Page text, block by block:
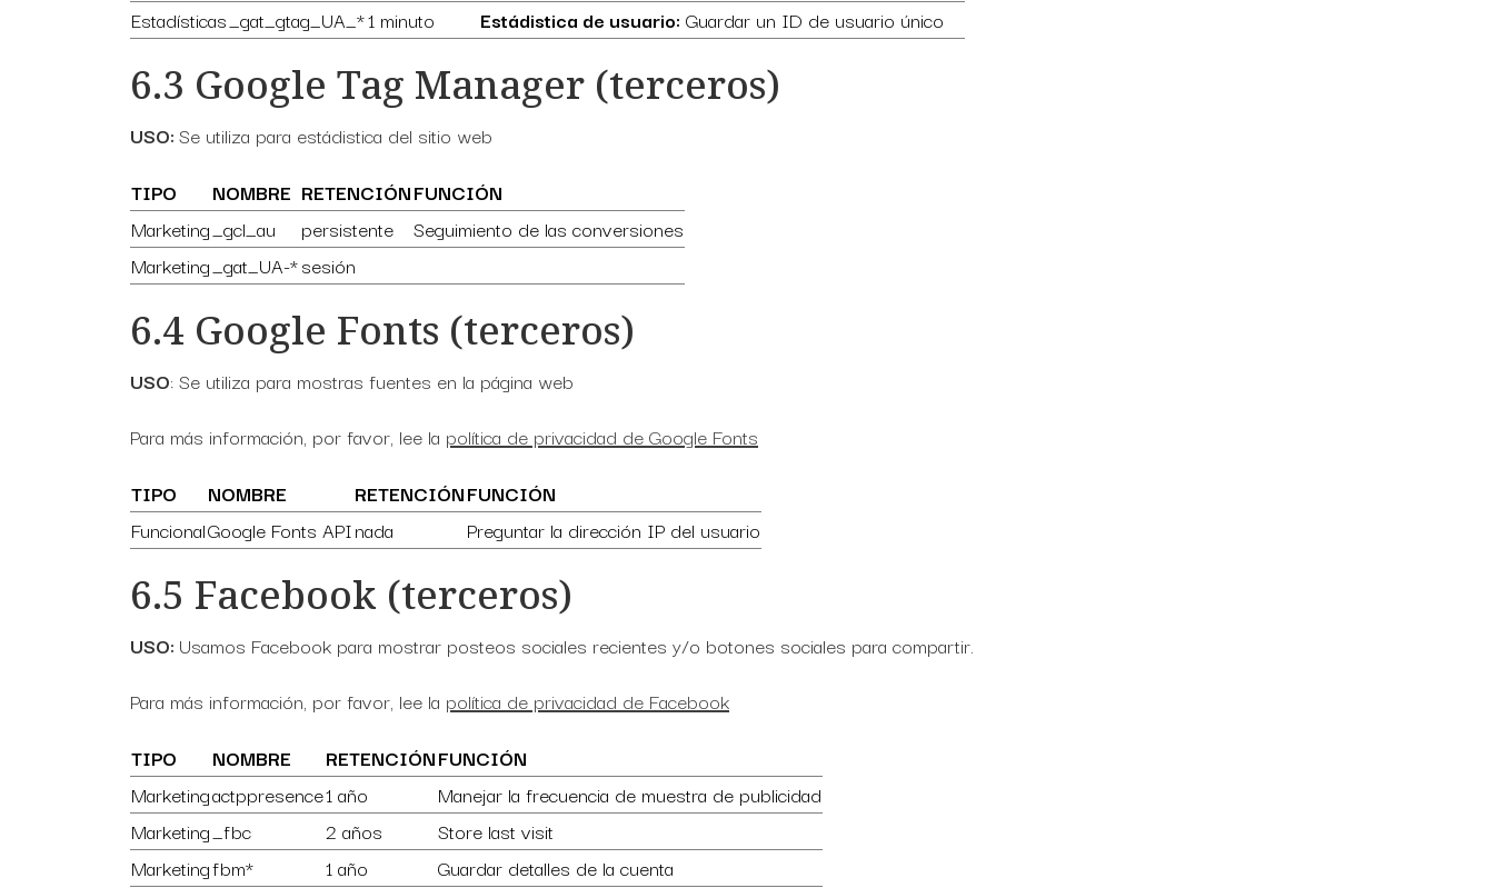
Estadísticas_gat_gtag_UA_*1 minuto Estádistica de usuario: Guardar un ID de usuario único
6.3 Google Tag Manager (terceros)
USO:Se utiliza para estádistica del sitio web
TIPO
NOMBRE RETENCIÓNFUNCIÓN
Marketing_gcl_au persistente
Seguimiento de las conversiones
Marketing_gat_UA-*sesión
6.4 Google Fonts (terceros)
USO: Se utiliza para mostras fuentes en la página web
Para más información, por favor, lee la política de privacidad de Google Fonts
TIPO
NOMBRE RETENCIÓNFUNCIÓN
FuncionalGoogle Fonts APInada Preguntar la dirección IP del usuario
6.5 Facebook (terceros)
USO: Usamos Facebook para mostrar posteos sociales recientes y/o botones sociales para compartir.
Para más información, por favor, lee la política de privacidad de Facebook
TIPO
NOMBRE RETENCIÓNFUNCIÓN
Marketingactppresence1 año
Manejar la frecuencia de muestra de publicidad
Marketing_fbc 2 años
Store last visit
Marketingfbm* 1 año
Guardar detalles de la cuenta